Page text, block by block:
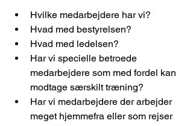
Hvilke medarbejdere har vi?
Hvad med bestyrelsen?
Hvad med ledelsen?
Har vi specielle betroede
medarbejdere som med fordel kan
modtage særskilt træning?
Har vi medarbejdere der arbejder
meget hjemmefra eller som rejser